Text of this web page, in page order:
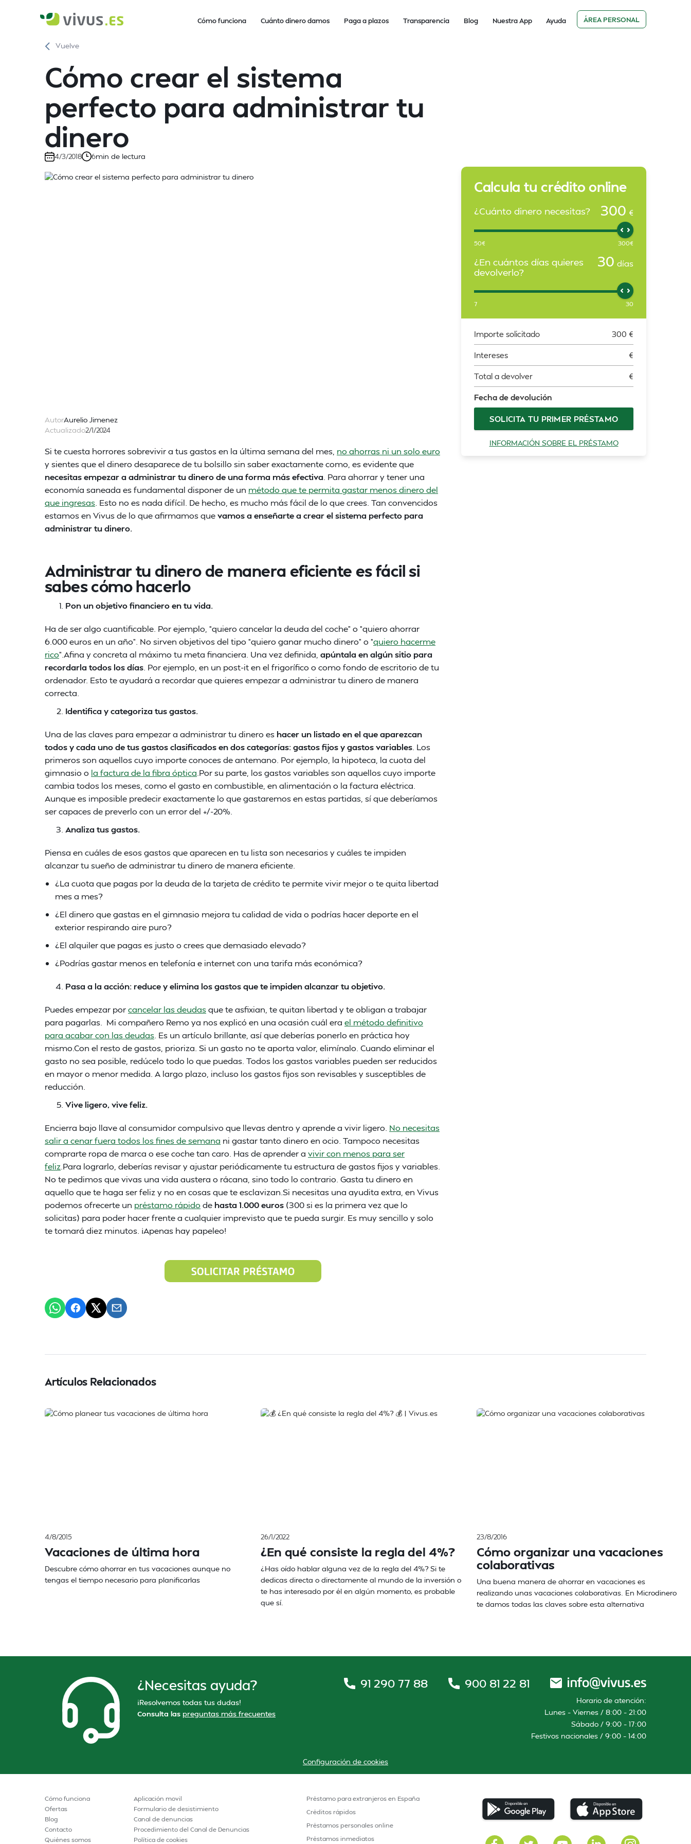
Cómo funciona Cuánto dinero damos Paga a plazos Transparencia Blog Nuestra App Ayuda ÁREA PERSONAL
Vuelve
Cómo crear el sistema
perfecto para administrar tu
dinero
4/3/2018 6min de lectura
AutorAurelio Jimenez
Actualizado2/1/2024
Si te cuesta horrores sobrevivir a tus gastos en la última semana del mes, no ahorras ni un solo euro
y sientes que el dinero desaparece de tu bolsillo sin saber exactamente como, es evidente que
necesitas empezar a administrar tu dinero de una forma más efectiva Para ahorrar y tener una
economía saneada es fundamental disponer de un método que te permita gastar menos dinero del
que ingresas . Esto no es nada difícil. De hecho, es mucho más fácil de lo que crees. Tan convencidos
estamos en Vivus de lo que afirmamos quevamos a enseñarte a crear el sistema perfecto para
administrar tu dinero.
Administrar tu dinero de manera eficiente es fácil si
sabes cómo hacerlo
Pon un objetivo financiero en tu vida.
Ha de ser algo cuantificable. Por ejemplo, “quiero cancelar la deuda del coche” o “quiero ahorrar
6.000 euros en un año”. No sirven objetivos del tipo “quiero ganar mucho dinero” o “quiero hacerme
rico”.Afina y concreta al máximo tu meta financiera. Una vez definida, apúntala en algún sitio para
recordarla todos los días . Por ejemplo, en un post-it en el frigorífico o como fondo de escritorio de tu
ordenador. Esto te ayudará a recordar que quieres empezar a administrar tu dinero de manera
correcta.
Identifica y categoriza tus gastos.
Una de las claves para empezar a administrar tu dinero es hacer un listado en el que aparezcan
todos y cada uno de tus gastos clasificados en dos categorías: gastos fijos y gastos variables . Los
primeros son aquellos cuyo importe conoces de antemano. Por ejemplo, la hipoteca, la cuota del
gimnasio o la factura de la fibra óptica .Por su parte, los gastos variables son aquellos cuyo importe
cambia todos los meses, como el gasto en combustible, en alimentación o la factura eléctrica.
Aunque es imposible predecir exactamente lo que gastaremos en estas partidas, sí que deberíamos
ser capaces de preverlo con un error del +/-20%.
Analiza tus gastos.
Piensa en cuáles de esos gastos que aparecen en tu lista son necesarios y cuáles te impiden
alcanzar tu sueño de administrar tu dinero de manera eficiente.
¿La cuota que pagas por la deuda de la tarjeta de crédito te permite vivir mejor o te quita libertad
mes a mes?
¿El dinero que gastas en el gimnasio mejora tu calidad de vida o podrías hacer deporte en el
exterior respirando aire puro?
¿El alquiler que pagas es justo o crees que demasiado elevado?
¿Podrías gastar menos en telefonía e internet con una tarifa más económica?
Pasa a la acción: reduce y elimina los gastos que te impiden alcanzar tu objetivo.
Puedes empezar porcancelar las deudasque te asfixian, te quitan libertad y te obligan a trabajar
para pagarlas. Mi compañero Remo ya nos explicó en una ocasión cuál era el método definitivo
para acabar con las deudas . Es un artículo brillante, así que deberías ponerlo en práctica hoy
mismo.Con el resto de gastos, prioriza. Si un gasto no te aporta valor, elimínalo. Cuando eliminar el
gasto no sea posible, redúcelo todo lo que puedas. Todos los gastos variables pueden ser reducidos
en mayor o menor medida. A largo plazo, incluso los gastos fijos son revisables y susceptibles de
reducción.
Vive ligero, vive feliz.
Encierra bajo llave al consumidor compulsivo que llevas dentro y aprende a vivir ligero. No necesitas
salir a cenar fuera todos los fines de semana ni gastar tanto dinero en ocio. Tampoco necesitas
comprarte ropa de marca o ese coche tan caro. Has de aprender a vivir con menos para ser
feliz .Para lograrlo, deberías revisar y ajustar periódicamente tu estructura de gastos fijos y variables.
No te pedimos que vivas una vida austera o rácana, sino todo lo contrario. Gasta tu dinero en
aquello que te haga ser feliz y no en cosas que te esclavizan.Si necesitas una ayudita extra, en Vivus
podemos ofrecerte un préstamo rápido de hasta 1.000 euros (300 si es la primera vez que lo
solicitas) para poder hacer frente a cualquier imprevisto que te pueda surgir. Es muy sencillo y solo
te tomará diez minutos. ¡Apenas hay papeleo!
Calcula tu crédito online
¿Cuánto dinero necesitas? 300 €
50€ 300€
¿En cuántos días quieres
devolverlo?
30 días
7 30
Importe solicitado 300 €
Intereses €
Total a devolver €
Fecha de devolución
SOLICITA TU PRIMER PRÉSTAMO
INFORMACIÓN SOBRE EL PRÉSTAMO
Artículos Relacionados
4/8/2015
Vacaciones de última hora
Descubre cómo ahorrar en tus vacaciones aunque no
tengas el tiempo necesario para planificarlas
26/1/2022
¿En qué consiste la regla del 4%?
¿Has oído hablar alguna vez de la regla del 4%? Si te
dedicas directa o directamente al mundo de la inversión o
te has interesado por él en algún momento, es probable
que sí.
23/8/2016
Cómo organizar una vacaciones
colaborativas
Una buena manera de ahorrar en vacaciones es
realizando unas vacaciones colaborativas. En Microdinero
te damos todas las claves sobre esta alternativa
¿Necesitas ayuda?
¡Resolvemos todas tus dudas!
Consulta las preguntas más frecuentes
91 290 77 88 900 81 22 81
Horario de atención:
Lunes – Viernes / 8:00 – 21:00
Sábado / 9:00 – 17:00
Festivos nacionales / 9:00 – 14:00
Configuración de cookies
Cómo funciona
Ofertas
Blog
Contacto
Quiénes somos
Aplicación movil
Formulario de desistimiento
Canal de denuncias
Procedimiento del Canal de Denuncias
Política de cookies
Préstamo para extranjeros en España
Créditos rápidos
Préstamos personales online
Préstamos inmediatos